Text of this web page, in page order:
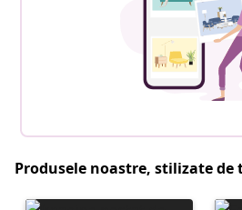
Produsele noastre, stilizate